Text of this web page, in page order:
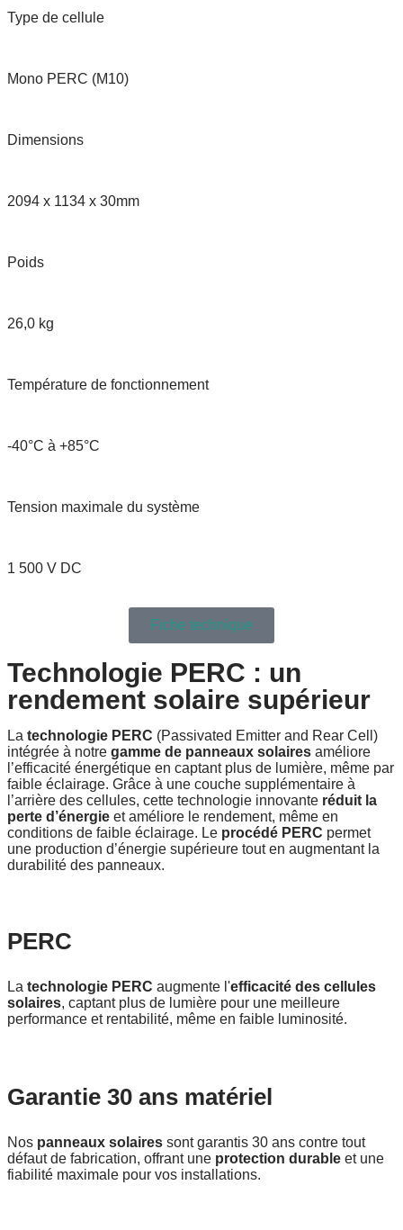
Type de cellule
Mono PERC (M10)
Dimensions
2094 x 1134 x 30mm
Poids
26,0 kg
Température de fonctionnement
-40°C à +85°C
Tension maximale du système
1 500 V DC
Fiche technique
Technologie PERC : un
rendement solaire supérieur
La technologie PERC (Passivated Emitter and Rear Cell)
intégrée à notre gamme de panneaux solaires améliore
l’efficacité énergétique en captant plus de lumière, même par
faible éclairage. Grâce à une couche supplémentaire à
l’arrière des cellules, cette technologie innovante réduit la
perte d’énergie et améliore le rendement, même en
conditions de faible éclairage. Le procédé PERC permet
une production d’énergie supérieure tout en augmentant la
durabilité des panneaux.
PERC
La technologie PERC augmente l'efficacité des cellules
solaires, captant plus de lumière pour une meilleure
performance et rentabilité, même en faible luminosité.
Garantie 30 ans matériel
Nos panneaux solaires sont garantis 30 ans contre tout
défaut de fabrication, offrant une protection durable et une
fiabilité maximale pour vos installations.